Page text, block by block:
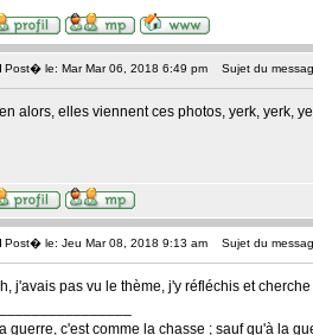
Post� le: Mar Mar 06, 2018 6:49 pm Sujet du
alors, elles viennent ces photos, yerk, yerk,
Post� le: Jeu Mar 08, 2018 9:13 am Sujet du
j'avais pas vu le thème, j'y réfléchis et
guerre, c'est comme la chasse ; sauf qu'à la